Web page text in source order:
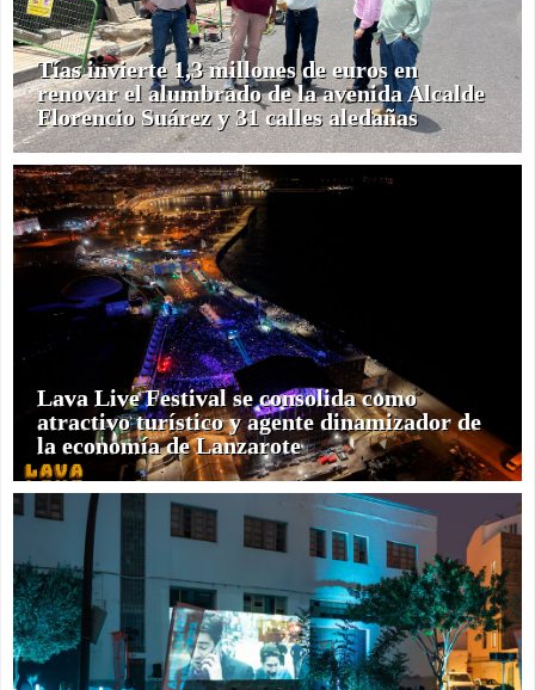
Tías invierte 1,3 millones de euros en
renovar el alumbrado de la avenida Alcalde
Florencio Suárez y 31 calles aledañas
Lava Live Festival se consolida como
atractivo turístico y agente dinamizador de
la economía de Lanzarote